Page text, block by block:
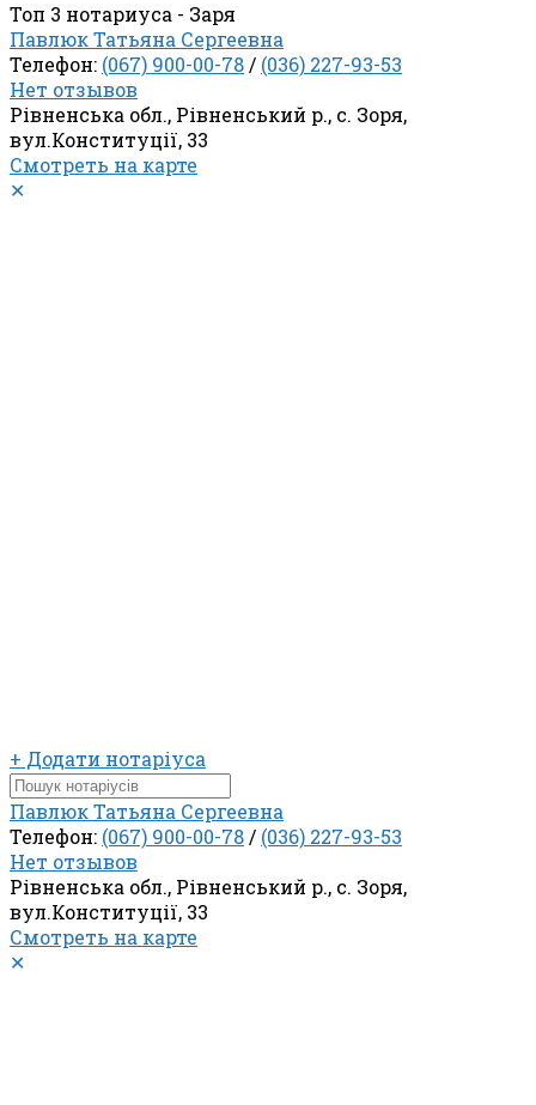
Топ 3 нотариуса - Заря
Павлюк Татьяна Сергеевна
Телефон: (067) 900-00-78/ (036) 227-93-53
Нет отзывов
Рівненська обл., Рівненський р., с. Зоря,
вул.Конституції, 33
Смотреть на карте
✕
+ Додати нотаріуса
Павлюк Татьяна Сергеевна
Телефон: (067) 900-00-78/ (036) 227-93-53
Нет отзывов
Рівненська обл., Рівненський р., с. Зоря,
вул.Конституції, 33
Смотреть на карте
✕